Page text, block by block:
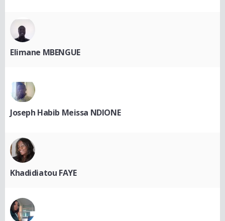
Elimane MBENGUE
Joseph Habib Meissa NDIONE
Khadidiatou FAYE